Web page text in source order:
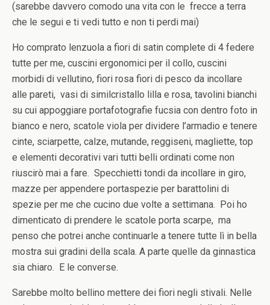
(sarebbe davvero comodo una vita con le frecce a terra
che le segui e ti vedi tutto e non ti perdi mai)
Ho comprato lenzuola a fiori di satin complete di 4 federe
tutte per me, cuscini ergonomici per il collo, cuscini
morbidi di vellutino, fiori rosa fiori di pesco da incollare
alle pareti, vasi di similcristallo lilla e rosa, tavolini bianchi
su cui appoggiare portafotografie fucsia con dentro foto in
bianco e nero, scatole viola per dividere l’armadio e tenere
cinte, sciarpette, calze, mutande, reggiseni, magliette, top
e elementi decorativi vari tutti belli ordinati come non
riuscirò mai a fare. Specchietti tondi da incollare in giro,
mazze per appendere portaspezie per barattolini di
spezie per me che cucino due volte a settimana. Poi ho
dimenticato di prendere le scatole porta scarpe, ma
penso che potrei anche continuarle a tenere tutte lì in bella
mostra sui gradini della scala. A parte quelle da ginnastica
sia chiaro. E le converse.
Sarebbe molto bellino mettere dei fiori negli stivali. Nelle